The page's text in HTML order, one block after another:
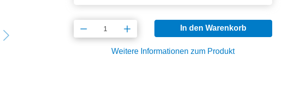
Produkt Anzahl: Gib den gewünschten
In den Warenkorb
Weitere Informationen zum Produkt